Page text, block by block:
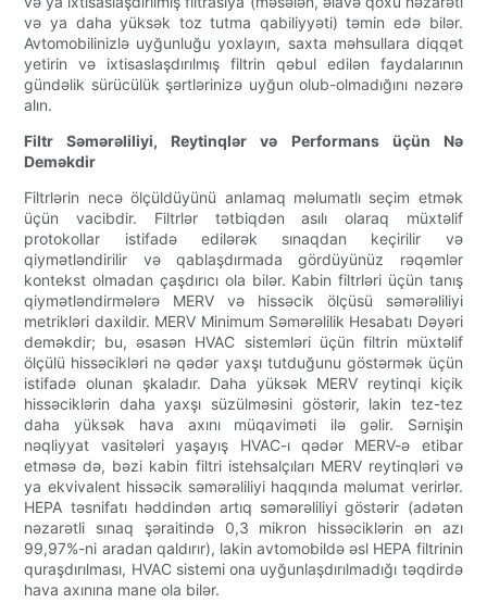
və ya daha yüksək toz tutma qabiliyyəti) təmin edə bilər.
Avtomobilinizlə uyğunluğu yoxlayın, saxta məhsullara diqqət
yetirin və ixtisaslaşdırılmış filtrin qəbul edilən faydalarının
gündəlik sürücülük şərtlərinizə uyğun olub-olmadığını nəzərə
alın.
Filtr Səmərəliliyi, Reytinqlər və Performans üçün Nə
Deməkdir
Filtrlərin necə ölçüldüyünü anlamaq məlumatlı seçim etmək
üçün vacibdir. Filtrlər tətbiqdən asılı olaraq müxtəlif
protokollar istifadə edilərək sınaqdan keçirilir və
qiymətləndirilir və qablaşdırmada gördüyünüz rəqəmlər
kontekst olmadan çaşdırıcı ola bilər. Kabin filtrləri üçün tanış
qiymətləndirmələrə MERV və hissəcik ölçüsü səmərəliliyi
metrikləri daxildir. MERV Minimum Səmərəlilik Hesabatı Dəyəri
deməkdir; bu, əsasən HVAC sistemləri üçün filtrin müxtəlif
ölçülü hissəcikləri nə qədər yaxşı tutduğunu göstərmək üçün
istifadə olunan şkaladır. Daha yüksək MERV reytinqi kiçik
hissəciklərin daha yaxşı süzülməsini göstərir, lakin tez-tez
daha yüksək hava axını müqaviməti ilə gəlir. Sərnişin
nəqliyyat vasitələri yaşayış HVAC-ı qədər MERV-ə etibar
etməsə də, bəzi kabin filtri istehsalçıları MERV reytinqləri və
ya ekvivalent hissəcik səmərəliliyi haqqında məlumat verirlər.
HEPA təsnifatı həddindən artıq səmərəliliyi göstərir (adətən
nəzarətli sınaq şəraitində 0,3 mikron hissəciklərin ən azı
99,97%-ni aradan qaldırır), lakin avtomobildə əsl HEPA filtrinin
quraşdırılması, HVAC sistemi ona uyğunlaşdırılmadığı təqdirdə
hava axınına mane ola bilər.